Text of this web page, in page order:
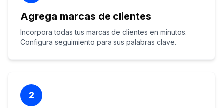
Agrega marcas de clientes
Incorpora todas tus marcas de clientes en minutos.
Configura seguimiento para sus palabras clave.
2